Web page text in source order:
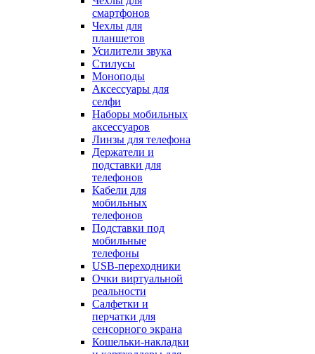
смартфонов
Чехлы для
планшетов
Усилители звука
Стилусы
Моноподы
Аксессуары для
селфи
Наборы мобильных
аксессуаров
Линзы для телефона
Держатели и
подставки для
телефонов
Кабели для
мобильных
телефонов
Подставки под
мобильные
телефоны
USB-переходники
Очки виртуальной
реальности
Салфетки и
перчатки для
сенсорного экрана
Кошельки-накладки